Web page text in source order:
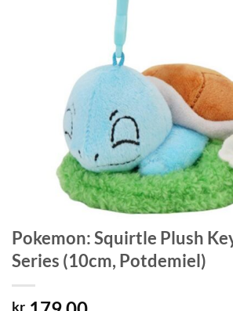
Pokemon: Squirtle Plush
Series (10cm, Potdemiel)
kr